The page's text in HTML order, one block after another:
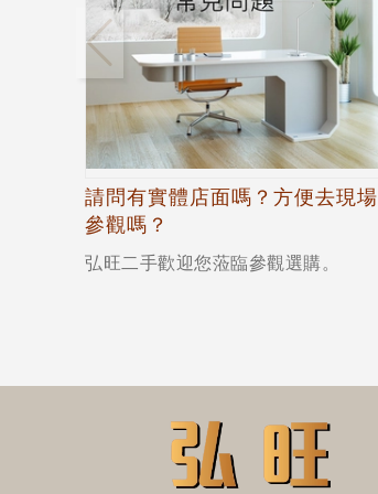
請問有實體店面嗎？方便去現場
參觀嗎？
弘旺二手歡迎您蒞臨參觀選購。